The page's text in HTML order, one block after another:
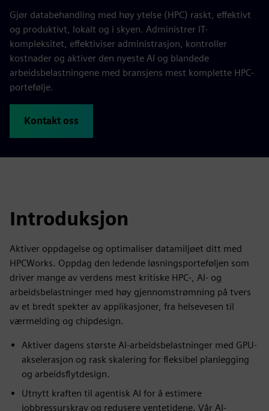
Gjør databehandling med høy ytelse (HPC) raskt, effektivt
og produktivt, lokalt og i skyen. Administrer IT-
kompleksitet, effektiviser administrasjon, kontroller
kostnader og aktiver den nyeste AI og blandede
arbeidsbelastningene med bransjens mest komplette HPC-
portefølje.
Kontakt oss
Introduksjon
Aktiver oppdagelse og optimaliser datamiljøet ditt med
HPCWorks. Oppdag den ledende løsningsporteføljen som
driver mange av verdens mest kritiske HPC-, AI- og
arbeidsbelastninger med høy gjennomstrømning på tvers
av et bredt spekter av applikasjoner, fra helsevesen til
værmelding og chipdesign.
Aktiver dagens største AI-arbeidsbelastninger med GPU-
akselerasjon og rask skalering for fleksibel planlegging
og arbeidsflytdesign.
Utnytt kraften til agentisk AI for å estimere
jobbressurskrav og redusere ventetidene. Vår AI-